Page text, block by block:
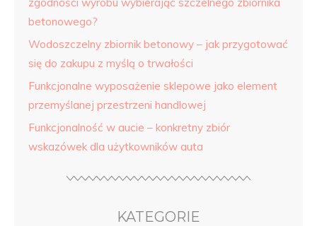
betonowego?
Wodoszczelny zbiornik betonowy – jak przygotować
się do zakupu z myślą o trwałości
Funkcjonalne wyposażenie sklepowe jako element
przemyślanej przestrzeni handlowej
Funkcjonalność w aucie – konkretny zbiór
wskazówek dla użytkowników auta
KATEGORIE